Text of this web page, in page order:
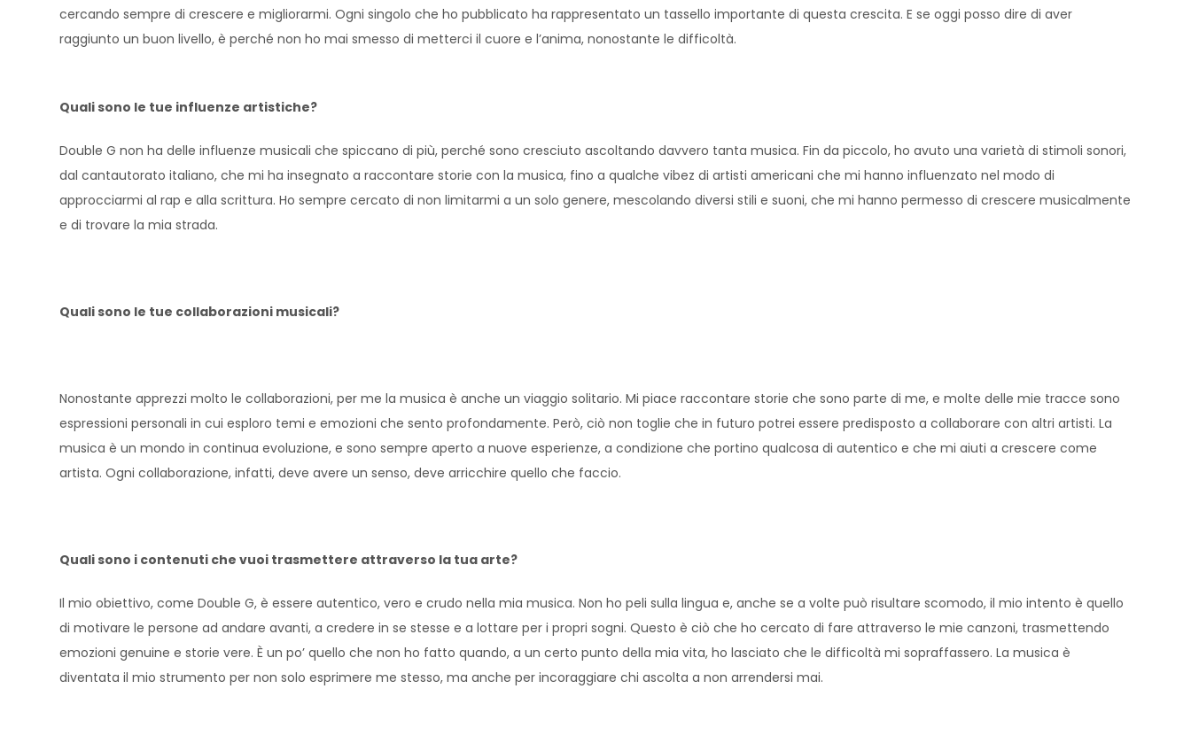
cercando sempre di crescere e migliorarmi. Ogni singolo che ho pubblicato ha rappresentato un tassello importante di questa crescita. E se oggi posso dire di aver
raggiunto un buon livello, è perché non ho mai smesso di metterci il cuore e l’anima, nonostante le difficoltà.
Quali sono le tue influenze artistiche?
Double G non ha delle influenze musicali che spiccano di più, perché sono cresciuto ascoltando davvero tanta musica. Fin da piccolo, ho avuto una varietà di stimoli sonori,
dal cantautorato italiano, che mi ha insegnato a raccontare storie con la musica, fino a qualche vibez di artisti americani che mi hanno influenzato nel modo di
approcciarmi al rap e alla scrittura. Ho sempre cercato di non limitarmi a un solo genere, mescolando diversi stili e suoni, che mi hanno permesso di crescere musicalmente
e di trovare la mia strada.
Quali sono le tue collaborazioni musicali?
Nonostante apprezzi molto le collaborazioni, per me la musica è anche un viaggio solitario. Mi piace raccontare storie che sono parte di me, e molte delle mie tracce sono
espressioni personali in cui esploro temi e emozioni che sento profondamente. Però, ciò non toglie che in futuro potrei essere predisposto a collaborare con altri artisti. La
musica è un mondo in continua evoluzione, e sono sempre aperto a nuove esperienze, a condizione che portino qualcosa di autentico e che mi aiuti a crescere come
artista. Ogni collaborazione, infatti, deve avere un senso, deve arricchire quello che faccio.
Quali sono i contenuti che vuoi trasmettere attraverso la tua arte?
Il mio obiettivo, come Double G, è essere autentico, vero e crudo nella mia musica. Non ho peli sulla lingua e, anche se a volte può risultare scomodo, il mio intento è quello
di motivare le persone ad andare avanti, a credere in se stesse e a lottare per i propri sogni. Questo è ciò che ho cercato di fare attraverso le mie canzoni, trasmettendo
emozioni genuine e storie vere. È un po’ quello che non ho fatto quando, a un certo punto della mia vita, ho lasciato che le difficoltà mi sopraffassero. La musica è
diventata il mio strumento per non solo esprimere me stesso, ma anche per incoraggiare chi ascolta a non arrendersi mai.